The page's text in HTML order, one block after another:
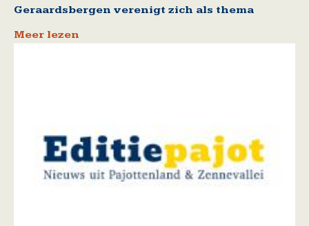
Geraardsbergen verenigt zich als thema
Meer lezen